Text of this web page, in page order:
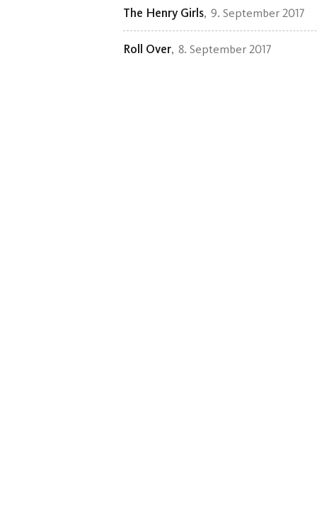
The Henry Girls 9. September 2017
Roll Over 8. September 2017